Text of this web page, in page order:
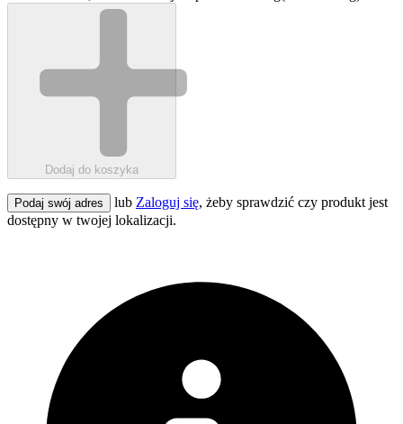
Dodaj do koszyka
Podaj swój adres lub Zaloguj się, żeby sprawdzić czy produkt jest
dostępny w twojej lokalizacji.